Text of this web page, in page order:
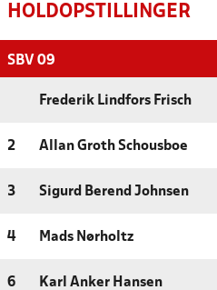
HOLDOPSTILLINGER
SBV 09
Frederik Lindfors Frisch
2 Allan Groth Schousboe
3 Sigurd Berend Johnsen
4 Mads Nørholtz
6 Karl Anker Hansen